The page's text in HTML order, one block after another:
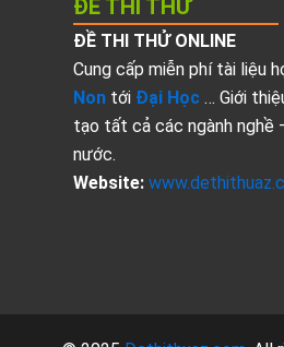
ĐỀ THI THỬ
ĐỀ THI THỬ ONLINE
Cung cấp miễn phí tài liệu
Non tới Đại Học … Giới
tạo tất cả các ngành nghề
nước.
Website: